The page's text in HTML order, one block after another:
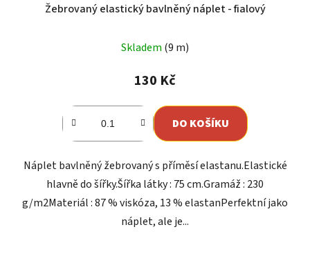
Žebrovaný elastický bavlněný náplet - fialový
Skladem (9 m)
130 Kč
DO KOŠÍKU
Náplet bavlněný žebrovaný s příměsí elastanu.Elastické
hlavně do šířky.Šířka látky : 75 cm.Gramáž : 230
g/m2Materiál : 87 % viskóza, 13 % elastanPerfektní jako
náplet, ale je...